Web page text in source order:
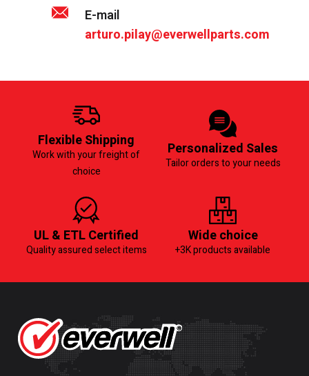
E-mail
arturo.pilay@everwellparts.com
Flexible Shipping
Work with your freight of
choice
Personalized Sales
Tailor orders to your needs
UL & ETL Certified
Quality assured select items
Wide choice
+3K products available